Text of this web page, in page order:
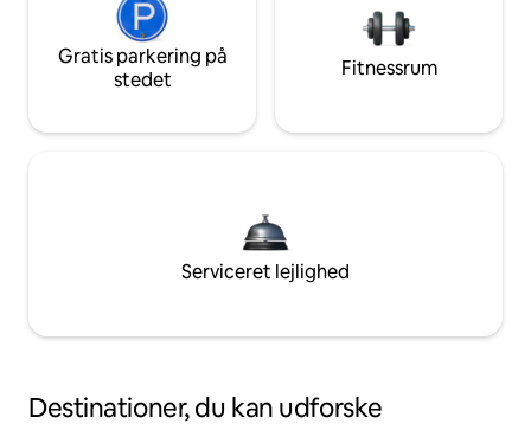
Gratis parkering på
stedet
Fitnessrum
Serviceret lejlighed
Destinationer, du kan udforske